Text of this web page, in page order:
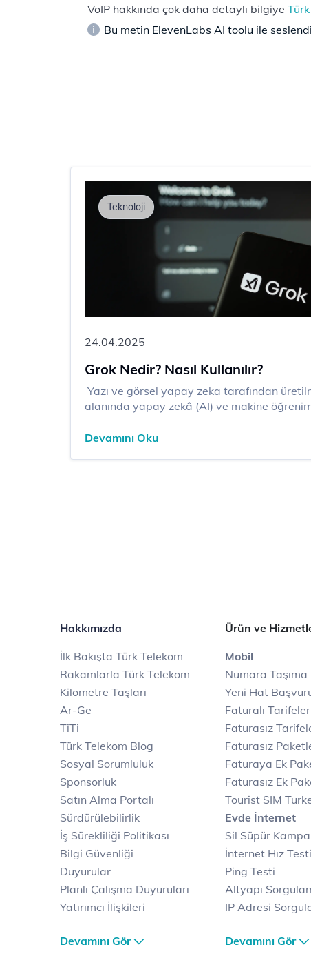
VoIP hakkında çok daha detaylı bilgiye
Bu metin ElevenLabs AI toolu ile
24.04.2025
Grok Nedir? Nasıl Kullanılır?
alanında yapay zekâ (AI) ve makine
uygulamalarla sınırlı kalmayarak günlük
Devamını Oku
Teknoloji
Hakkımızda
İlk Bakışta Türk Telekom
Rakamlarla Türk Telekom
Kilometre Taşları
Ar-Ge
TiTi
Türk Telekom Blog
Sosyal Sorumluluk
Sponsorluk
Satın Alma Portalı
Sürdürülebilirlik
İş Sürekliliği Politikası
Bilgi Güvenliği
Duyurular
Planlı Çalışma Duyuruları
Yatırımcı İlişkileri
Türk Telekom Satış ve
Devamını Gör
Ürün ve
Mobil
Numara Taşıma
Yeni Hat
Faturalı Tarifeler
Faturasız
Faturasız
Faturaya Ek
Faturasız Ek
Tourist SIM
Evde İnternet
Sil Süpür
İnternet Hız Testi
Ping Testi
Altyapı
IP Adresi
Avantajlı İnternet
Devamını Gör